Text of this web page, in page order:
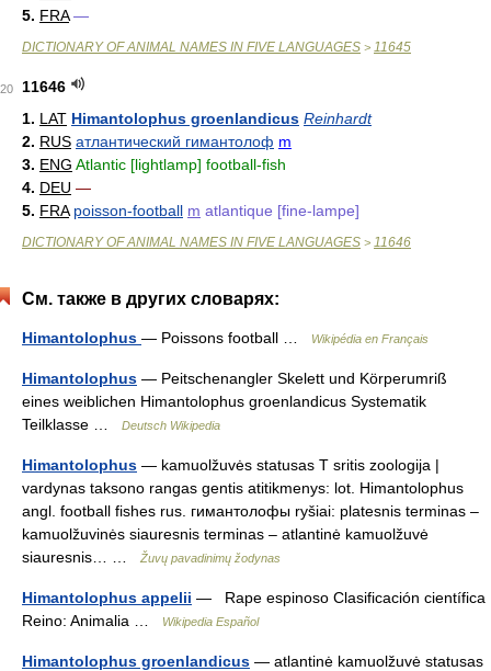
5. FRA —
DICTIONARY OF ANIMAL NAMES IN FIVE LANGUAGES > 11645
20
11646
1. LAT Himantolophus groenlandicus Reinhardt
2. RUS атлантический гимантолоф m
3. ENG Atlantic [lightlamp] football-fish
4. DEU —
5. FRA poisson-football m atlantique [fine-lampe]
DICTIONARY OF ANIMAL NAMES IN FIVE LANGUAGES > 11646
См. также в других словарях:
Himantolophus — Poissons football … Wikipédia en Français
Himantolophus — Peitschenangler Skelett und Körperumriß
eines weiblichen Himantolophus groenlandicus Systematik
Teilklasse …
Deutsch Wikipedia
Himantolophus — kamuolžuvės statusas T sritis zoologija |
vardynas taksono rangas gentis atitikmenys: lot. Himantolophus
angl. football fishes rus. гимантолофы ryšiai: platesnis terminas –
kamuolžuvinės siauresnis terminas – atlantinė kamuolžuvė
siauresnis… …
Žuvų pavadinimų žodynas
Himantolophus appelii — Rape espinoso Clasificación científica
Reino: Animalia …
Wikipedia Español
Himantolophus groenlandicus — atlantinė kamuolžuvė statusas